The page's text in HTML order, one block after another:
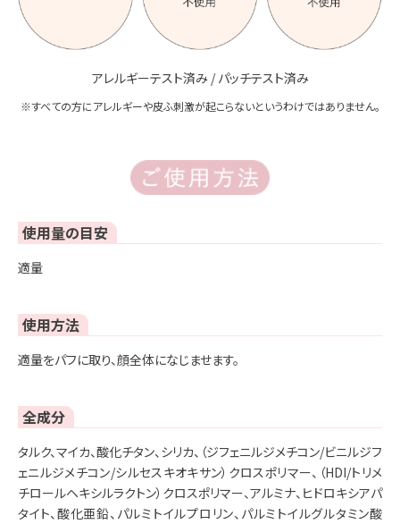
アレルギーテスト済み / パッチテスト済み
※すべての方にアレルギーや皮ふ刺激が起こらないというわけではありません。
使用量の目安
適量
使用方法
適量をパフに取り、顔全体になじませます。
全成分
タルク、マイカ、酸化チタン、シリカ、（ジフェニルジメチコン/ビニルジフ
ェニルジメチコン/シルセスキオキサン）クロスポリマー、（HDI/トリメ
チロールヘキシルラクトン）クロスポリマー、アルミナ、ヒドロキシアパ
タイト、酸化亜鉛、パルミトイルプロリン、パルミトイルグルタミン酸